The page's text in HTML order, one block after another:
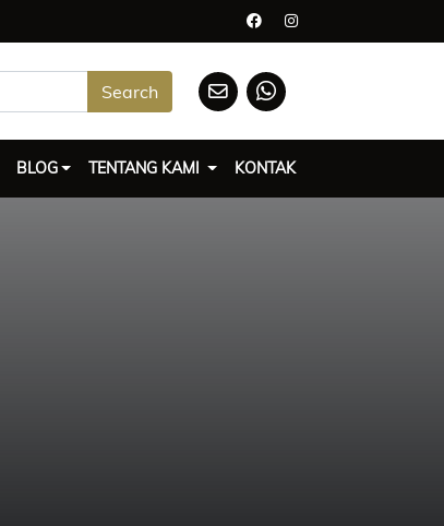
Search
BLOG TENTANG KAMI KONTAK